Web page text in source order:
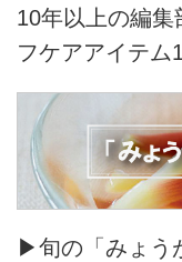
10年以上の編
フケアアイテム
▶旬の「みょう